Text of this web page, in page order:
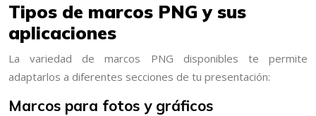
Tipos de marcos PNG y sus
aplicaciones
La variedad de marcos PNG disponibles te permite
adaptarlos a diferentes secciones de tu presentación:
Marcos para fotos y gráficos